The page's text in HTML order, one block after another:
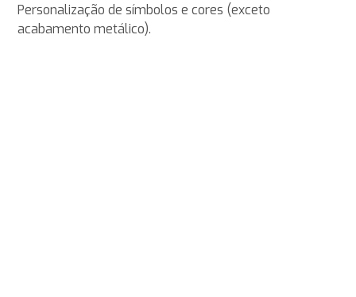
Personalização de símbolos e cores (exceto
acabamento metálico).